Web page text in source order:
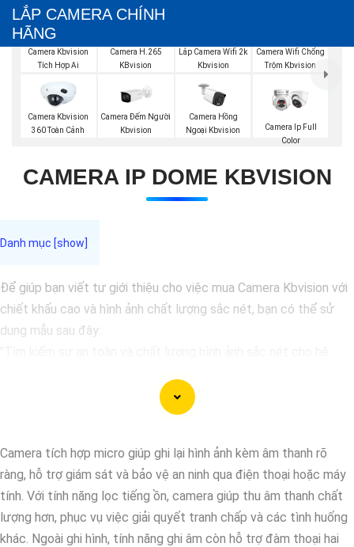
LẮP CAMERA CHÍNH
HÃNG
Camera Kbvision
Tích Hợp Ai
Camera H.265
KBvision
Lắp Camera Wifi 2k
Kbvision
Camera Wifi Chống
Trộm Kbvision
Camera Kbvision
360 Toàn Cảnh
Camera Đếm Người
Kbvision
Camera Hồng
Ngoại Kbvision
Camera Ip Full
Color
CAMERA IP DOME KBVISION
Để giúp bạn viết tư giới thiệu cho việc mua Camera Kbvision với
chiết khấu cao và hình ảnh chất lượng sắc nét, bạn có thể sử
dụng mẫu sau đây:
hiệu uy tín với chiết khấu cao. Với công nghệ hàng đầu, Camera
Kbvision mang đến cho bạn hình ảnh chất lượng cao, rõ nét và
sự giám sát chuyên nghiệp. Hãy đầu tư vào Camera Kbvision và
yên tâm bảo vệ gia đình và tài sản của bạn ngay hôm nay!"
Bạn có thể điều chỉnh và thêm vào nội dung trên để phù hợp với
nhu cầu cụ thể của bạn. Chúc bạn thành công!
Camera tích hợp micro giúp ghi lại hình ảnh kèm âm thanh rõ
ràng, hỗ trợ giám sát và bảo vệ an ninh qua điện thoại hoặc máy
tính. Với tính năng lọc tiếng ồn, camera giúp thu âm thanh chất
lượng hơn, phục vụ việc giải quyết tranh chấp và các tình huống
khác. Ngoài ghi hình, tính năng ghi âm còn hỗ trợ đàm thoại hai